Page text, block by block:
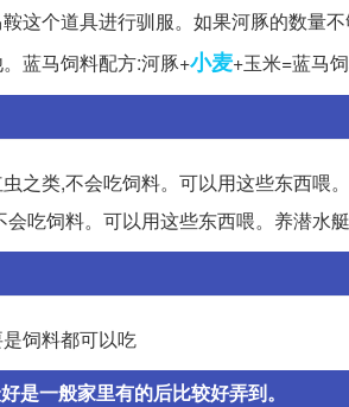
这个道具进行驯服。如果河豚的数量
蓝马饲料配方:河豚+小麦+玉米=蓝马饲
之类,不会吃饲料。可以用这些东西喂
吃饲料。可以用这些东西喂。养潜水
饲料都可以吃
是一般家里有的后比较好弄到。